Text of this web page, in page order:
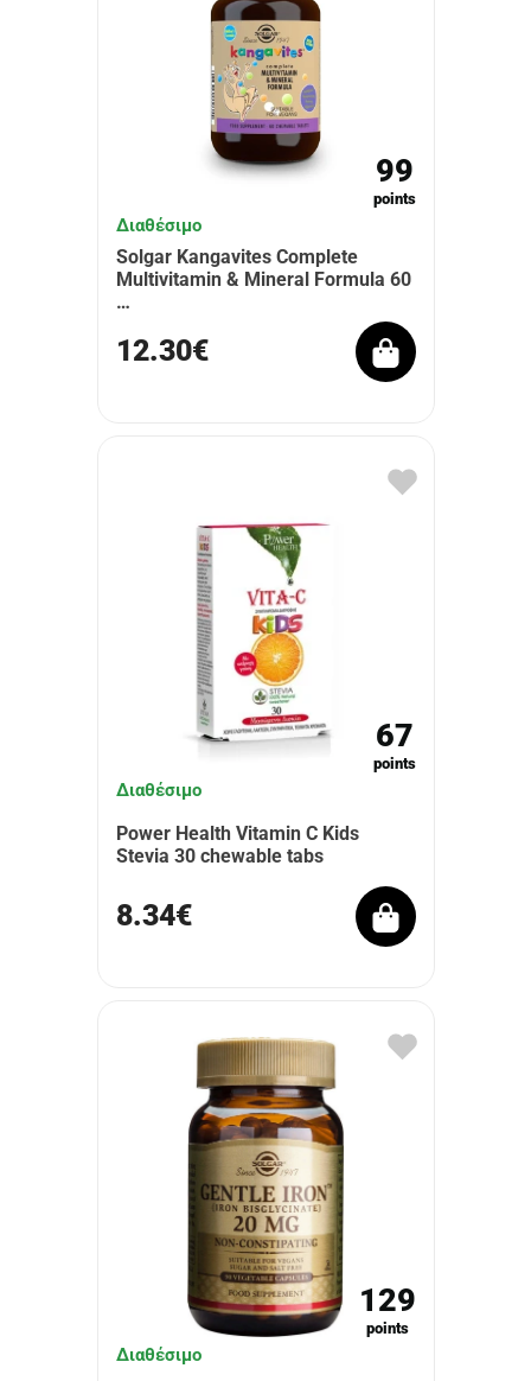
99
points
Διαθέσιμο
Solgar Kangavites Complete
Multivitamin & Mineral Formula 60
…
12.30€
67
points
Διαθέσιμο
Power Health Vitamin C Kids
Stevia 30 chewable tabs
8.34€
129
points
Διαθέσιμο